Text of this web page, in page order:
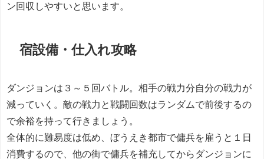
ン回収しやすいと思います。
宿設備・仕入れ攻略
ダンジョンは３～５回バトル。相手の戦力分自分の戦力が
減っていく。敵の戦力と戦闘回数はランダムで前後するの
で余裕を持って行きましょう。
全体的に難易度は低め、ぼうえき都市で傭兵を雇うと１日
消費するので、他の街で傭兵を補充してからダンジョンに